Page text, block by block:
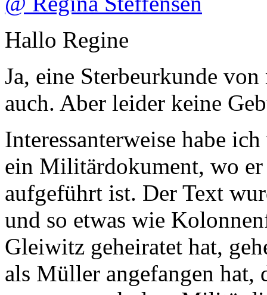
Hallo Regine
Ja, eine Sterbeurkunde
auch. Aber leider keine
Interessanterweise habe
ein Militärdokument, wo
aufgeführt ist. Der Text
und so etwas wie
Gleiwitz geheiratet hat,
als Müller angefangen